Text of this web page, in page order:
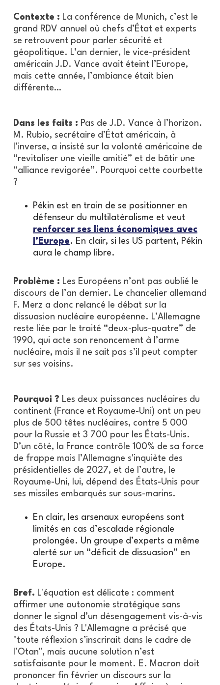
Contexte : La conférence de Munich, c’est le
grand RDV annuel où chefs d’État et experts
se retrouvent pour parler sécurité et
géopolitique. L’an dernier, le vice-président
américain J.D. Vance avait éteint l’Europe,
mais cette année, l’ambiance était bien
différente…
Dans les faits : Pas de J.D. Vance à l’horizon.
M. Rubio, secrétaire d’État américain, à
l’inverse, a insisté sur la volonté américaine de
“revitaliser une vieille amitié” et de bâtir une
“alliance revigorée”. Pourquoi cette courbette
?
Pékin est en train de se positionner en
défenseur du multilatéralisme et veut
renforcer ses liens économiques avec
l’Europe. En clair, si les US partent, Pékin
aura le champ libre.
Problème : Les Européens n’ont pas oublié le
discours de l’an dernier. Le chancelier allemand
F. Merz a donc relancé le débat sur la
dissuasion nucléaire européenne. L’Allemagne
reste liée par le traité “deux-plus-quatre” de
1990, qui acte son renoncement à l’arme
nucléaire, mais il ne sait pas s’il peut compter
sur ses voisins.
Pourquoi ? Les deux puissances nucléaires du
continent (France et Royaume-Uni) ont un peu
plus de 500 têtes nucléaires, contre 5 000
pour la Russie et 3 700 pour les États-Unis.
D’un côté, la France contrôle 100% de sa force
de frappe mais l’Allemagne s'inquiète des
présidentielles de 2027, et de l’autre, le
Royaume-Uni, lui, dépend des États-Unis pour
ses missiles embarqués sur sous-marins.
En clair, les arsenaux européens sont
limités en cas d’escalade régionale
prolongée. Un groupe d’experts a même
alerté sur un “déficit de dissuasion” en
Europe.
Bref. L'équation est délicate : comment
affirmer une autonomie stratégique sans
donner le signal d’un désengagement vis-à-vis
des États-Unis ? L'Allemagne a précisé que
"toute réflexion s’inscrirait dans le cadre de
l’Otan", mais aucune solution n’est
satisfaisante pour le moment. E. Macron doit
prononcer fin février un discours sur la